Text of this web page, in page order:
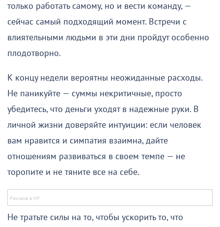
только работать самому, но и вести команду, —
сейчас самый подходящий момент. Встречи с
влиятельными людьми в эти дни пройдут особенно
плодотворно.
К концу недели вероятны неожиданные расходы.
Не паникуйте — суммы некритичные, просто
убедитесь, что деньги уходят в надежные руки. В
личной жизни доверяйте интуиции: если человек
вам нравится и симпатия взаимна, дайте
отношениям развиваться в своем темпе — не
торопите и не тяните все на себе.
Не тратьте силы на то, чтобы ускорить то, что